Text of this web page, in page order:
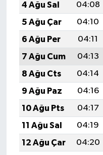
4 Ağu Sal
04:08
5 Ağu Çar
04:10
6 Ağu Per
04:11
7 Ağu Cum
04:13
8 Ağu Cts
04:14
9 Ağu Paz
04:16
10 Ağu Pts
04:17
11 Ağu Sal
04:19
12 Ağu Çar
04:20